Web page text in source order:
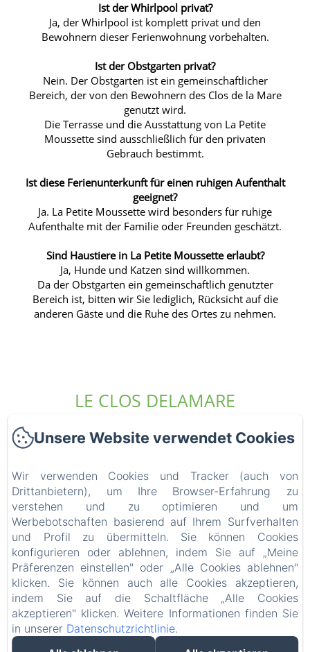
Ist der Whirlpool privat?
Ja, der Whirlpool ist komplett privat und den
Bewohnern dieser Ferienwohnung vorbehalten.
Ist der Obstgarten privat?
Nein. Der Obstgarten ist ein gemeinschaftlicher
Bereich, der von den Bewohnern des Clos de la Mare
genutzt wird.
Die Terrasse und die Ausstattung von La Petite
Moussette sind ausschließlich für den privaten
Gebrauch bestimmt.
Ist diese Ferienunterkunft für einen ruhigen Aufenthalt
geeignet?
Ja. La Petite Moussette wird besonders für ruhige
Aufenthalte mit der Familie oder Freunden geschätzt.
Sind Haustiere in La Petite Moussette erlaubt?
Ja, Hunde und Katzen sind willkommen.
Da der Obstgarten ein gemeinschaftlich genutzter
Bereich ist, bitten wir Sie lediglich, Rücksicht auf die
anderen Gäste und die Ruhe des Ortes zu nehmen.
LE CLOS DELAMARE
Wer sind wir?
Erfahrungen
Die Umgebung
Zugang und Kontakt
Blog
FAQ
Rechtliche Informationen
Unsere Website verwendet Cookies
Wir verwenden Cookies und Tracker (auch von
Drittanbietern), um Ihre Browser-Erfahrung zu
verstehen und zu optimieren und um
Werbebotschaften basierend auf Ihrem Surfverhalten
und Profil zu übermitteln. Sie können Cookies
konfigurieren oder ablehnen, indem Sie auf „Meine
Präferenzen einstellen" oder „Alle Cookies ablehnen"
klicken. Sie können auch alle Cookies akzeptieren,
indem Sie auf die Schaltfläche „Alle Cookies
akzeptieren" klicken. Weitere Informationen finden Sie
in unserer Datenschutzrichtlinie.